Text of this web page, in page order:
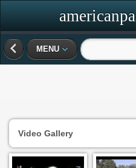
MENU
Video Gallery